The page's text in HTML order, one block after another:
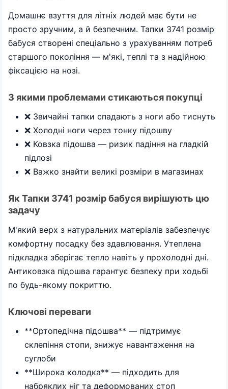
Домашнє взуття для літніх людей має бути не
просто зручним, а й безпечним. Тапки 3741 розмір
бабуся створені спеціально з урахуванням потреб
старшого покоління — м'які, теплі та з надійною
фіксацією на нозі.
З якими проблемами стикаються покупці
❌ Звичайні тапки спадають з ноги або тиснуть
❌ Холодні ноги через тонку підошву
❌ Ковзка підошва — ризик падіння на гладкій
підлозі
❌ Важко знайти великі розміри в магазинах
Як Тапки 3741 розмір бабуся вирішують цю
задачу
М'який верх з натуральних матеріалів забезпечує
комфортну посадку без здавлювання. Утеплена
підкладка зберігає тепло навіть у прохолодні дні.
Антиковзка підошва гарантує безпеку при ходьбі
по будь-якому покриттю.
Ключові переваги
**Ортопедічна підошва** — підтримує
склепіння стопи, знижує навантаження на
суглоби
**Широка колодка** — підходить для
набряклих ніг та деформованих стоп